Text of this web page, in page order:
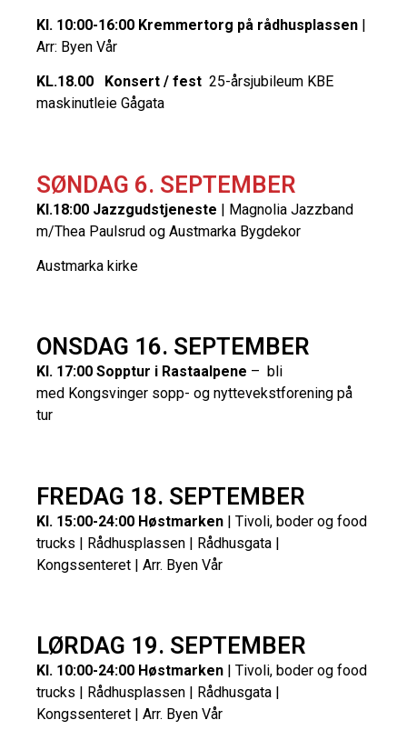
Kl. 10:00-16:00 Kremmertorg på rådhusplassen |
Arr: Byen Vår
KL.18.00 Konsert / fest 25-årsjubileum KBE
maskinutleie Gågata
SØNDAG 6. SEPTEMBER
Kl.18:00 Jazzgudstjeneste | Magnolia Jazzband
m/Thea Paulsrud og Austmarka Bygdekor
Austmarka kirke
ONSDAG 16. SEPTEMBER
Kl. 17:00 Sopptur i Rastaalpene – bli
med Kongsvinger sopp- og nyttevekstforening på
tur
FREDAG 18. SEPTEMBER
Kl. 15:00-24:00 Høstmarken | Tivoli, boder og food
trucks | Rådhusplassen | Rådhusgata |
Kongssenteret | Arr. Byen Vår
LØRDAG 19. SEPTEMBER
Kl. 10:00-24:00 Høstmarken | Tivoli, boder og food
trucks | Rådhusplassen | Rådhusgata |
Kongssenteret | Arr. Byen Vår